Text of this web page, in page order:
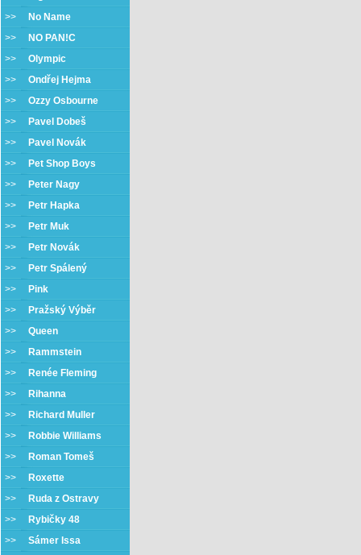
>>
No Name
>>
NO PAN!C
>> Olympic
>> Ondřej Hejma
>> Ozzy Osbourne
>>
Pavel Dobeš
>>
Pavel Novák
>>
Pet Shop Boys
>>
Peter Nagy
>>
Petr Hapka
>>
Petr Muk
>>
Petr Novák
>>
Petr Spálený
>>
Pink
>>
Pražský Výběr
>> Queen
>>
Rammstein
>>
Renée Fleming
>>
Rihanna
>>
Richard Muller
>>
Robbie Williams
>>
Roman Tomeš
>>
Roxette
>>
Ruda z Ostravy
>>
Rybičky 48
>> Sámer Issa